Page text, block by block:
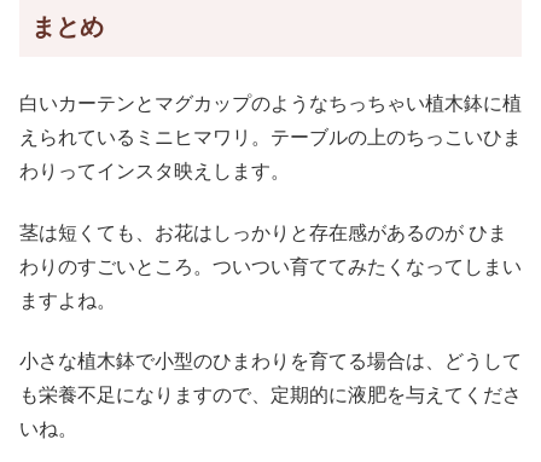
まとめ
白いカーテンとマグカップのようなちっちゃい植木鉢に植
えられているミニヒマワリ。テーブルの上のちっこいひま
わりってインスタ映えします。
茎は短くても、お花はしっかりと存在感があるのが ひま
わりのすごいところ。ついつい育ててみたくなってしまい
ますよね。
小さな植木鉢で小型のひまわりを育てる場合は、どうして
も栄養不足になりますので、定期的に液肥を与えてくださ
いね。